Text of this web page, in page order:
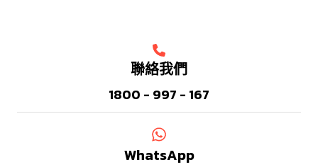
聯絡我們
1800 - 997 - 167
WhatsApp